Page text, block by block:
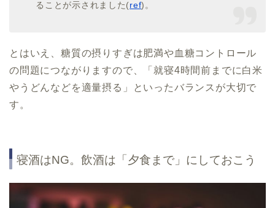
ることが示されました(ref)。
とはいえ、糖質の摂りすぎは肥満や血糖コントロール
の問題につながりますので、「就寝4時間前までに白米
やうどんなどを適量摂る」といったバランスが大切で
す。
寝酒はNG。飲酒は「夕食まで」にしておこう